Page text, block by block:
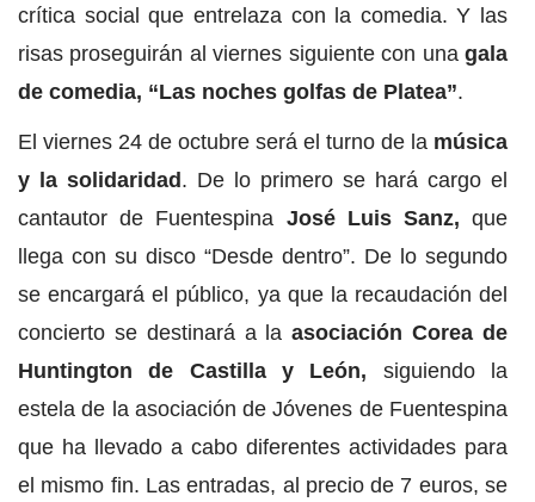
crítica social que entrelaza con la comedia. Y las
risas proseguirán al viernes siguiente con una gala
de comedia, “Las noches golfas de Platea”.
El viernes 24 de octubre será el turno de la música
y la solidaridad . De lo primero se hará cargo el
cantautor de Fuentespina José Luis Sanz, que
llega con su disco “Desde dentro”. De lo segundo
se encargará el público, ya que la recaudación del
concierto se destinará a laasociación Corea de
Huntington de Castilla y León, siguiendo la
estela de la asociación de Jóvenes de Fuentespina
que ha llevado a cabo diferentes actividades para
el mismo fin. Las entradas, al precio de 7 euros, se